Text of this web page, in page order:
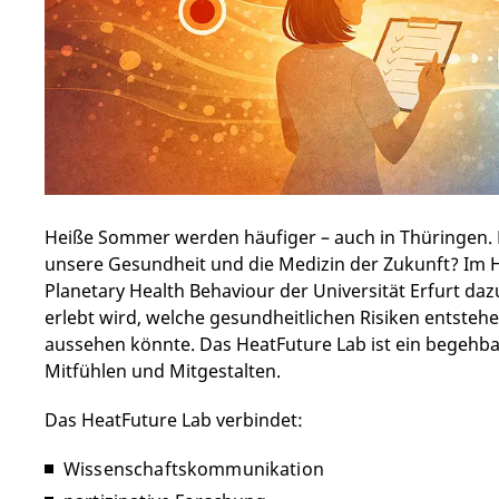
Heiße Sommer werden häufiger – auch in
unsere Gesundheit und die Medizin der Zukunft? Im
Planetary Health Behaviour der Universität Erfurt
erlebt wird, welche gesundheitlichen Risiken
aussehen könnte. Das HeatFuture Lab ist ein
Mitfühlen und Mitgestalten.
Das HeatFuture Lab verbindet:
Wissenschaftskommunikation